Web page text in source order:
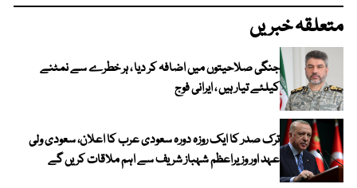
متعلقہ خبریں
جنگی صلاحیتوں میں اضافہ کر دیا ، ہر خطرے سے نمٹنے
کیلئے تیار ہیں ، ایرانی فوج
ترک صدر کا ایک روزہ دورہ سعودی عرب کا اعلان، سعودی ولی
عہد اور وزیراعظم شہباز شریف سے اہم ملاقات کریں گے